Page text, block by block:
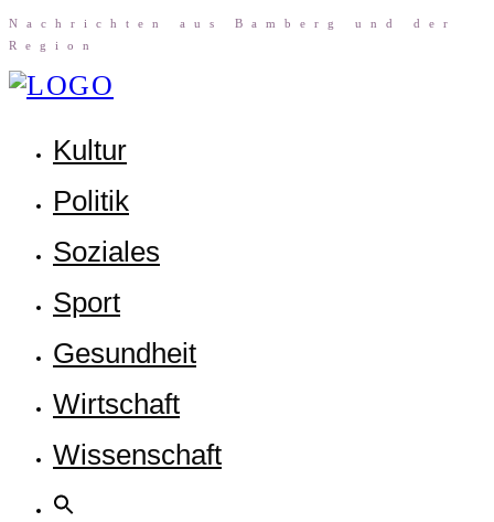
Nach­rich­ten aus Bam­berg und der
Region
Kul­tur
Poli­tik
Sozia­les
Sport
Gesund­heit
Wirt­schaft
Wis­sen­schaft